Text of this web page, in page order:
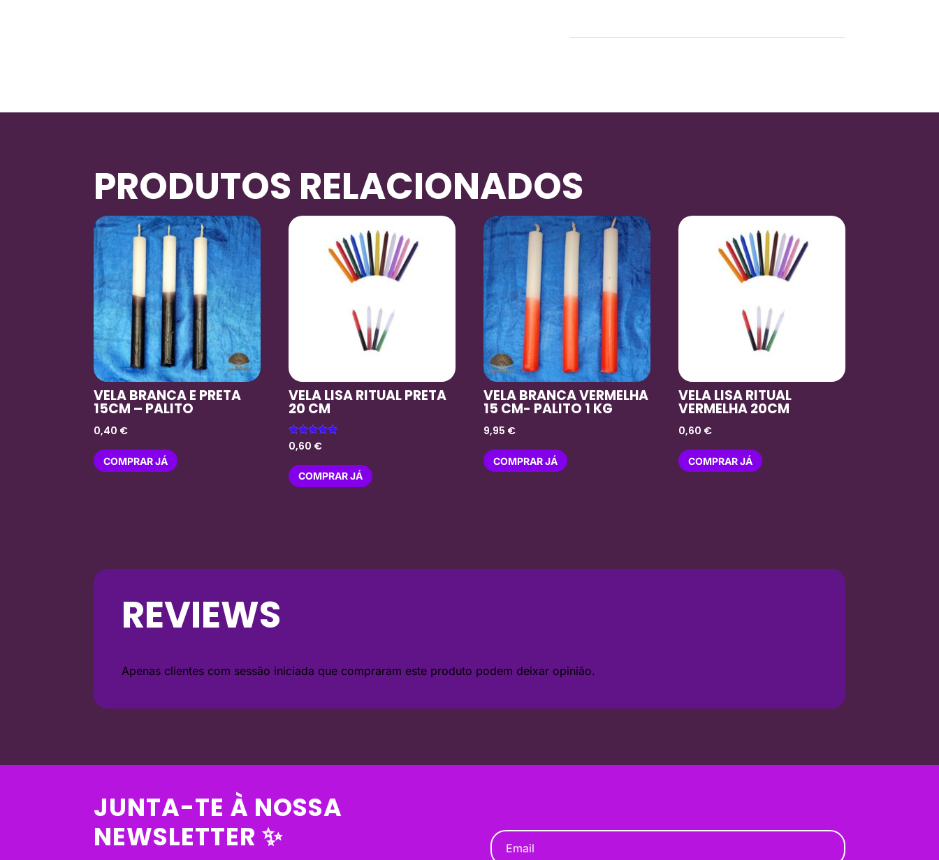
PRODUTOS RELACIONADOS
VELA BRANCA E PRETA
15CM – PALITO
0,40 €
COMPRAR JÁ
VELA LISA RITUAL PRETA
20 CM
Avaliação
5.00
0,60 €
COMPRAR JÁ
VELA BRANCA VERMELHA
15 CM- PALITO 1 KG
9,95 €
COMPRAR JÁ
VELA LISA RITUAL
VERMELHA 20CM
0,60 €
COMPRAR JÁ
REVIEWS
Apenas clientes com sessão iniciada que compraram este produto podem deixar opinião.
JUNTA-TE À NOSSA
NEWSLETTER ✨